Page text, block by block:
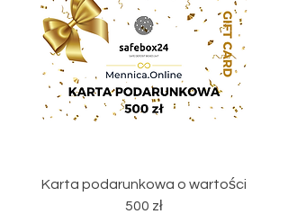
Karta podarunkowa o wartości
500 zł